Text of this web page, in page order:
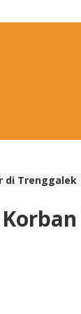
di Trenggalek